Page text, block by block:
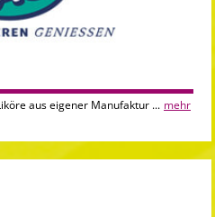
aus eigener Manufaktur ... mehr